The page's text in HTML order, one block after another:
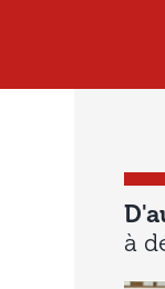
à